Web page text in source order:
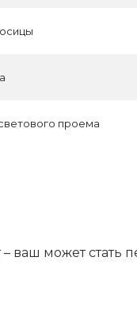
проема
ваш может стать